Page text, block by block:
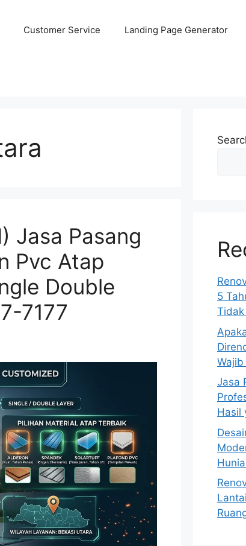
Customer Service Landing Page Generator
Jasa Pasang
Pvc Atap
Double
7177
5
Jasa
Hasil